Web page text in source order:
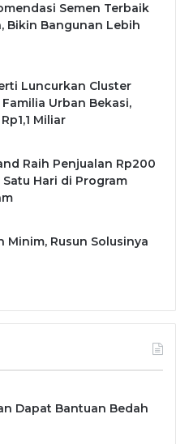
Semen Terbaik
Bikin Bangunan Lebih
Luncurkan Cluster
Urban Bekasi,
Miliar
Raih Penjualan Rp200
Hari di Program
Minim, Rusun Solusinya
Dapat Bantuan Bedah